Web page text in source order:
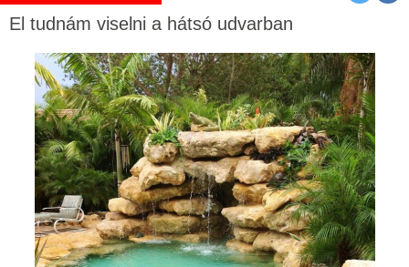
El tudnám viselni a hátsó udvarban